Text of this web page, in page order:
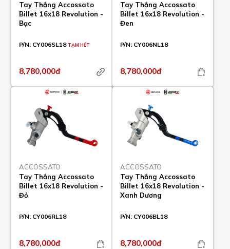
Tay Thắng Accossato
Billet 16x18 Revolution -
Bạc
P/N: CY006SL18 TẠM HẾT
8,780,000đ
Tay Thắng Accossato
Billet 16x18 Revolution -
Đen
P/N: CY006NL18
8,780,000đ
ACCOSSATO
Tay Thắng Accossato
Billet 16x18 Revolution -
Đỏ
P/N: CY006RL18
8,780,000đ
ACCOSSATO
Tay Thắng Accossato
Billet 16x18 Revolution -
Xanh Dương
P/N: CY006BL18
8,780,000đ